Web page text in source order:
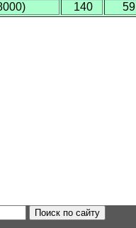
140 59